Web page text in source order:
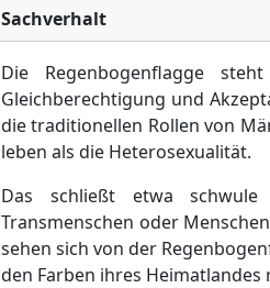
Sachverhalt
Die Regenbogenflagge
Gleichberechtigung und
die traditionellen Rollen von Mä
leben als die Heterosexualität.
Das schließt etwa schwule
Transmenschen oder
sehen sich von der
den Farben ihres Heimatlandes